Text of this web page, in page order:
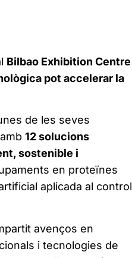
Bilbao Exhibition Centre
pot accelerar la
de les seves
12 solucions
sostenible i
en proteïnes
aplicada al control
avenços en
i tecnologies de